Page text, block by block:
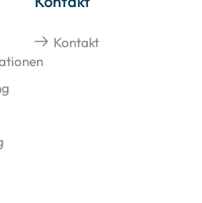
Kontakt